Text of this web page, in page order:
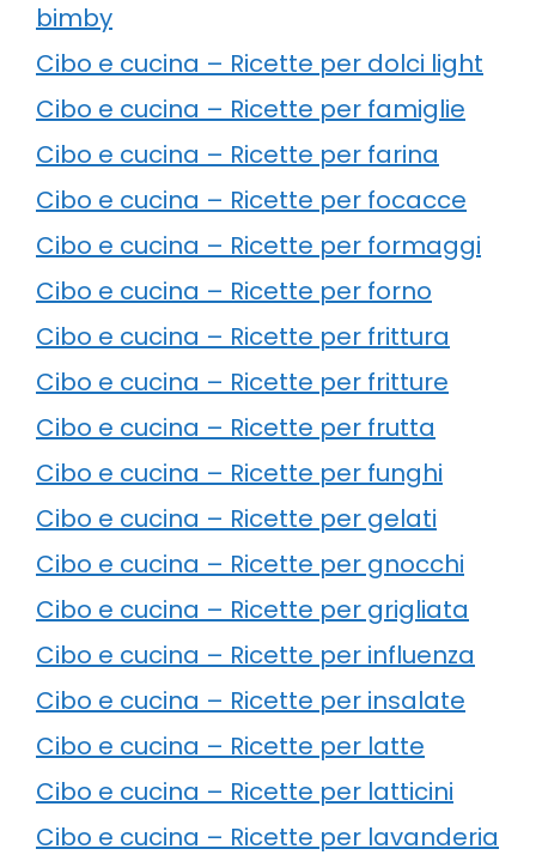
bimby
Cibo e cucina – Ricette per dolci light
Cibo e cucina – Ricette per famiglie
Cibo e cucina – Ricette per farina
Cibo e cucina – Ricette per focacce
Cibo e cucina – Ricette per formaggi
Cibo e cucina – Ricette per forno
Cibo e cucina – Ricette per frittura
Cibo e cucina – Ricette per fritture
Cibo e cucina – Ricette per frutta
Cibo e cucina – Ricette per funghi
Cibo e cucina – Ricette per gelati
Cibo e cucina – Ricette per gnocchi
Cibo e cucina – Ricette per grigliata
Cibo e cucina – Ricette per influenza
Cibo e cucina – Ricette per insalate
Cibo e cucina – Ricette per latte
Cibo e cucina – Ricette per latticini
Cibo e cucina – Ricette per lavanderia